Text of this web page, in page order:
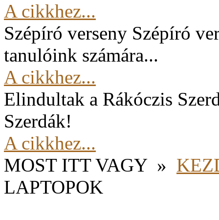
A cikkhez...
Szépíró verseny Szépíró
tanulóink számára...
A cikkhez...
Elindultak a Rákóczis
Szerdák!
A cikkhez...
MOST ITT VAGY »
LAPTOPOK